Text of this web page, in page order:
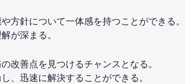
方針について一体感を持つことができる。
が深まる。
改善点を見つけるチャンスとなる。
、迅速に解決することができる。